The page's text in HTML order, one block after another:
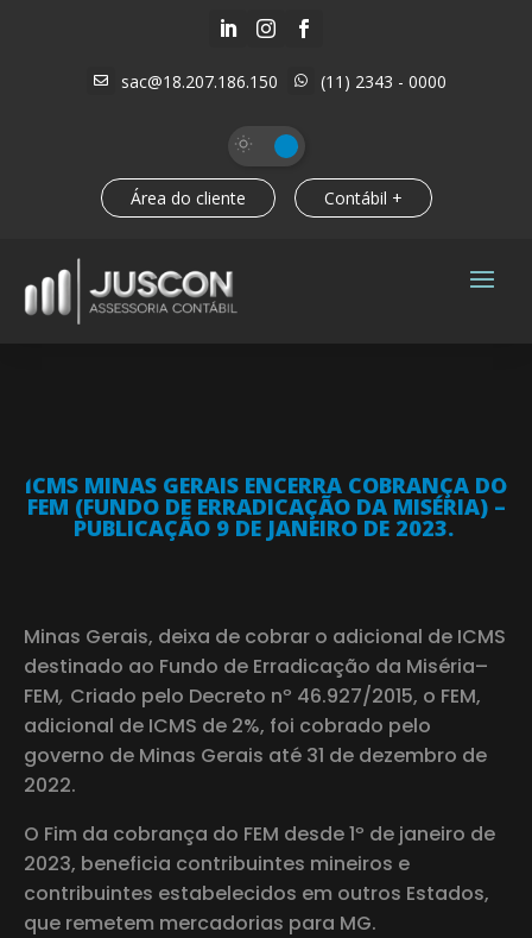
  
 sac@18.207.186.150  (11) 2343 - 0000
Área do cliente Contábil +
ICMS MINAS GERAIS ENCERRA COBRANÇA DO
FEM (FUNDO DE ERRADICAÇÃO DA MISÉRIA) –
PUBLICAÇÃO 9 DE JANEIRO DE 2023.
Minas Gerais, deixa de cobrar o adicional de ICMS
destinado ao Fundo de Erradicação da Miséria–
FEM, Criado pelo Decreto nº 46.927/2015, o FEM,
adicional de ICMS de 2%, foi cobrado pelo
governo de Minas Gerais até 31 de dezembro de
2022.
O Fim da cobrança do FEM desde 1º de janeiro de
2023, beneficia contribuintes mineiros e
contribuintes estabelecidos em outros Estados,
que remetem mercadorias para MG.